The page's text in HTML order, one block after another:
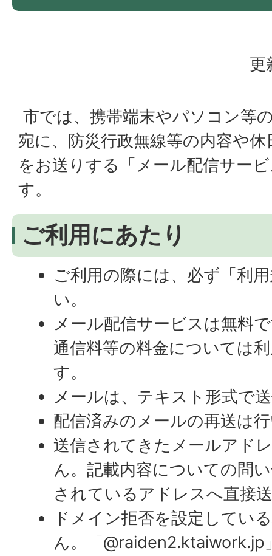
更
市では、携帯端末やパソコン等
宛に、防災行政無線等の内容や
をお送りする「メール配信サー
す。
ご利用にあたり
ご利用の際には、必ず「利
い。
メール配信サービスは無料
通信料等の料金については
す。
メールは、テキスト形式で
配信済みのメールの再送は
送信されてきたメールアド
ん。記載内容についての問
されているアドレスへ直接
ドメイン拒否を設定してい
ん。「@raiden2.ktaiwork.jp